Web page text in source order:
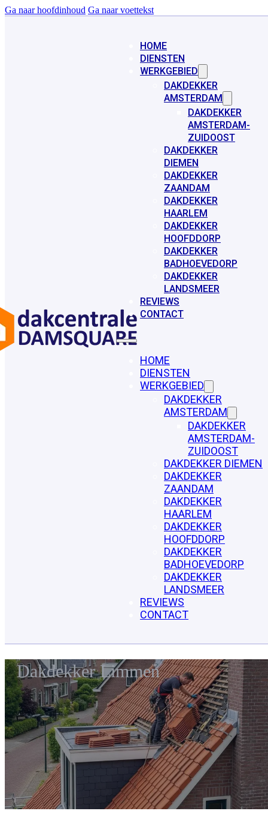
Ga naar hoofdinhoud Ga naar voettekst
HOME
DIENSTEN
WERKGEBIED
DAKDEKKER
AMSTERDAM
DAKDEKKER
AMSTERDAM-
ZUIDOOST
DAKDEKKER
DIEMEN
DAKDEKKER
ZAANDAM
DAKDEKKER
HAARLEM
DAKDEKKER
HOOFDDORP
DAKDEKKER
BADHOEVEDORP
DAKDEKKER
LANDSMEER
REVIEWS
CONTACT
HOME
DIENSTEN
WERKGEBIED
DAKDEKKER
AMSTERDAM
DAKDEKKER
AMSTERDAM-
ZUIDOOST
DAKDEKKER DIEMEN
DAKDEKKER
ZAANDAM
DAKDEKKER
HAARLEM
DAKDEKKER
HOOFDDORP
DAKDEKKER
BADHOEVEDORP
DAKDEKKER
LANDSMEER
REVIEWS
CONTACT
Dakdekker Limmen